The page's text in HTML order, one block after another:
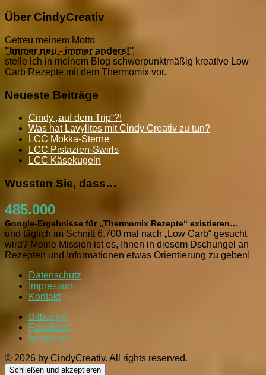
Über CindyCreativ
Getreu meinem Motto
"Immer neu - immer anders!"
stelle ich in meinem Blog schwerpunktmäßig kreative Low
Carb Rezepte mit dem Thermomix vor.
Neueste Beiträge
Cindy „auf dem Trip“?!
Was hat Lavylites mit Cindy Creativ zu tun?
LCC Mokka-Sterne
LCC Pistazien-Swirls
LCC Käsekugeln
Wussten Sie, dass…
485.000
Google-Ergebnisse für „Thermomix Rezepte“ existieren…
und täglich im Schnitt 6.700 mal nach „Low Carb“ gesucht
wird? Meine Mission ist es, Ihnen in diesem Dschungel an
Rezepten und Informationen etwas Orientierung zu geben!
Datenschutz
Impressum
Kontakt
Bitbucket
Facebook
Instagram
© 2026 by CindyCreativ. All rights reserved.